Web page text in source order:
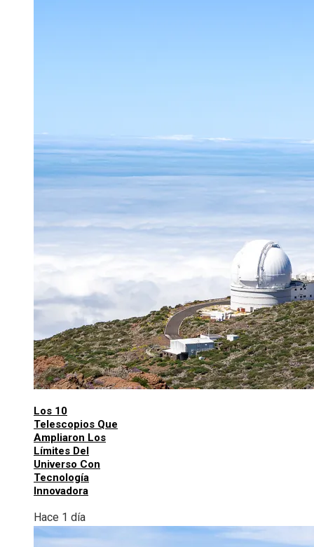
Los 10
Telescopios Que
Ampliaron Los
Límites Del
Universo Con
Tecnología
Innovadora
Hace 1 día